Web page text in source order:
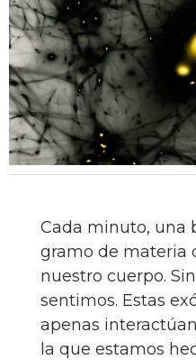
Cada minuto, una
gramo de materia
nuestro cuerpo.
sentimos. Estas
apenas
la que estamos